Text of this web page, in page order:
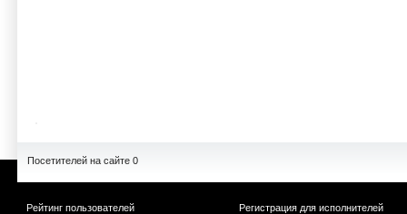
Посетителей на сайте 0
Рейтинг пользователей
Регистрация для исполнителей